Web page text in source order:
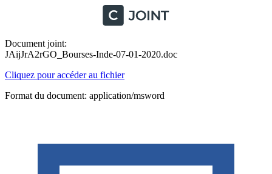
Document joint:
JAijJrA2rGO_Bourses-Inde-07-01-2020.doc
Cliquez pour accéder au fichier
Format du document: application/msword